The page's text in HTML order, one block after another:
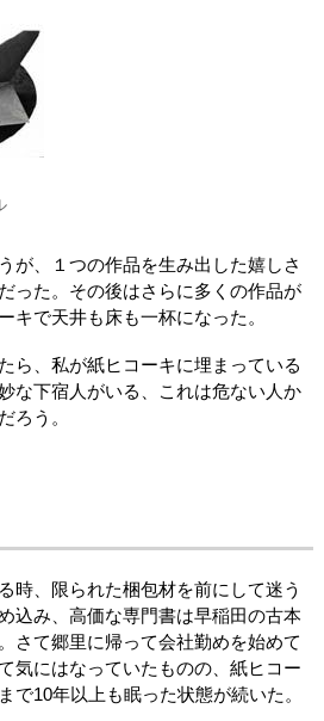
が、１つの作品を生み出した嬉しさ
った。その後はさらに多くの作品が
キで天井も床も一杯になった。
ら、私が紙ヒコーキに埋まっている
な下宿人がいる、これは危ない人か
ろう。
時、限られた梱包材を前にして迷う
込み、高価な専門書は早稲田の古本
さて郷里に帰って会社勤めを始めて
気にはなっていたものの、紙ヒコー
で10年以上も眠った状態が続いた。